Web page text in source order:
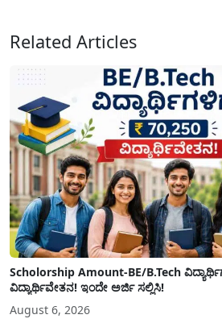
Related Articles
Scholorship Amount-BE/B.Tech
ವಿದ್ಯಾರ್ಥಿವೇತನ! ಇಂದೇ ಅರ್ಜಿ ಸಲ್ಲಿಸಿ!
August 6, 2026